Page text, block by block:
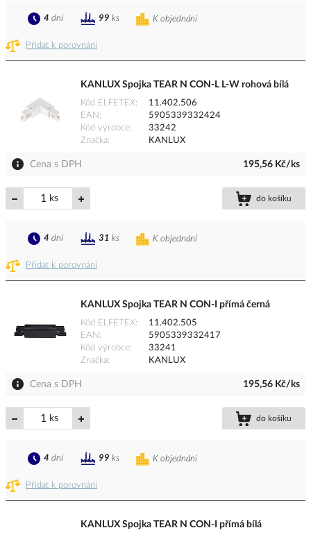
Přidat k porovnání
K objednání
4 dní 99 ks
KANLUX Spojka TEAR N CON-L L-W rohová bílá
Kód ELFETEX
11.402.506
EAN
5905339332424
Kód výrobce
33242
Značka
KANLUX
Cena s DPH 195,56 Kč/ks
ks do košíku
Přidat k porovnání
K objednání
4 dní 31 ks
KANLUX Spojka TEAR N CON-I přímá černá
Kód ELFETEX
11.402.505
EAN
5905339332417
Kód výrobce
33241
Značka
KANLUX
Cena s DPH 195,56 Kč/ks
ks do košíku
Přidat k porovnání
K objednání
4 dní 99 ks
KANLUX Spojka TEAR N CON-I přímá bílá